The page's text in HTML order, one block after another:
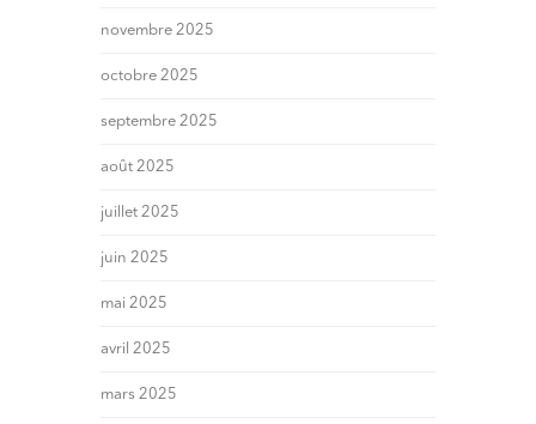
novembre 2025
octobre 2025
septembre 2025
août 2025
juillet 2025
juin 2025
mai 2025
avril 2025
mars 2025